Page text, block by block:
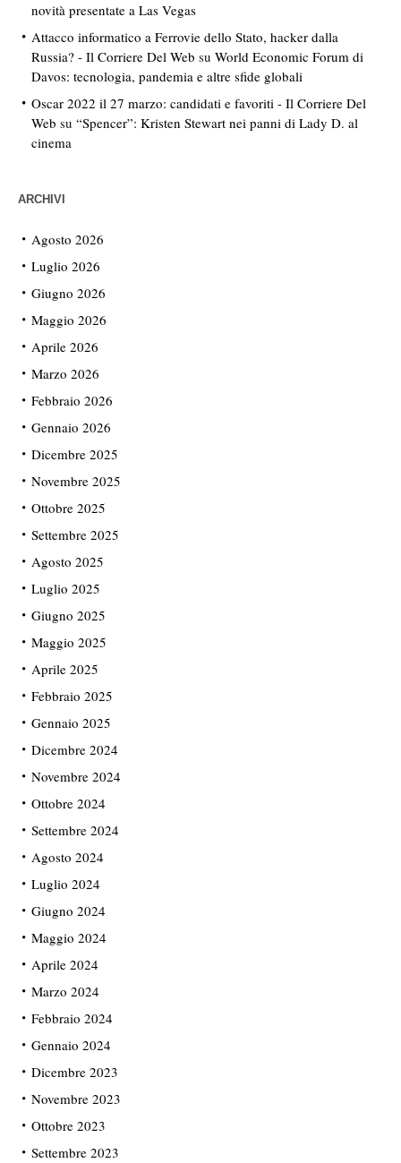
novità presentate a Las Vegas
Attacco informatico a Ferrovie dello Stato, hacker dalla
Russia? - Il Corriere Del Web su World Economic Forum di
Davos: tecnologia, pandemia e altre sfide globali
Oscar 2022 il 27 marzo: candidati e favoriti - Il Corriere Del
Web su “Spencer”: Kristen Stewart nei panni di Lady D. al
cinema
ARCHIVI
Agosto 2026
Luglio 2026
Giugno 2026
Maggio 2026
Aprile 2026
Marzo 2026
Febbraio 2026
Gennaio 2026
Dicembre 2025
Novembre 2025
Ottobre 2025
Settembre 2025
Agosto 2025
Luglio 2025
Giugno 2025
Maggio 2025
Aprile 2025
Febbraio 2025
Gennaio 2025
Dicembre 2024
Novembre 2024
Ottobre 2024
Settembre 2024
Agosto 2024
Luglio 2024
Giugno 2024
Maggio 2024
Aprile 2024
Marzo 2024
Febbraio 2024
Gennaio 2024
Dicembre 2023
Novembre 2023
Ottobre 2023
Settembre 2023